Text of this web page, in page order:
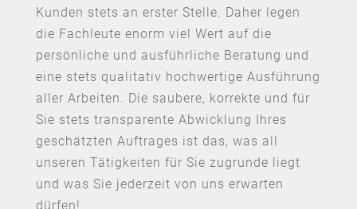
Kunden stets an erster Stelle. Daher legen
die Fachleute enorm viel Wert auf die
persönliche und ausführliche Beratung und
eine stets qualitativ hochwertige Ausführung
aller Arbeiten. Die saubere, korrekte und für
Sie stets transparente Abwicklung Ihres
geschätzten Auftrages ist das, was all
unseren Tätigkeiten für Sie zugrunde liegt
und was Sie jederzeit von uns erwarten
dürfen!